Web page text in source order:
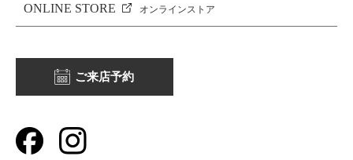
ONLINE STORE オンラインストア
ご来店予約